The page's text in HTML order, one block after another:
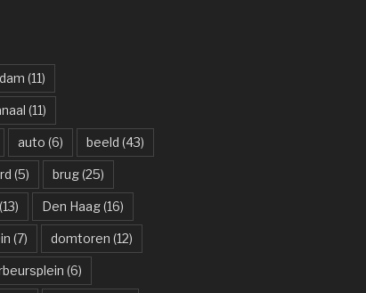
(11)
(11)
auto (6) beeld (43)
(5) brug(25)
(13) Den Haag(16)
(7) domtoren (12)
(6)